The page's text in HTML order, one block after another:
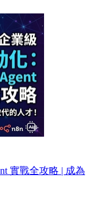
實戰全攻略 | 成為